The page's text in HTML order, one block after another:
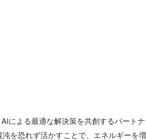
による最適な解決策を共創するパート
を恐れず活かすことで、エネルギーを